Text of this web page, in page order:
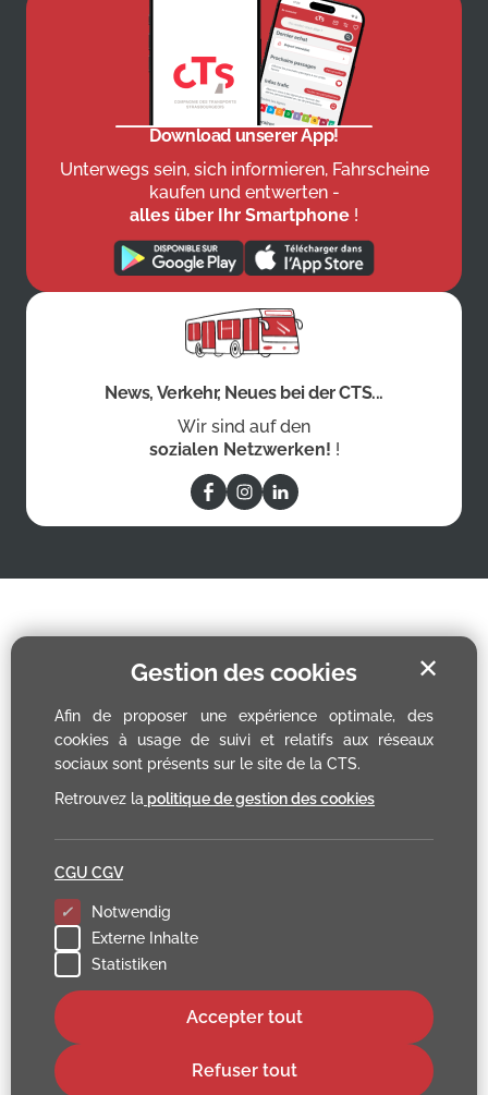
Gestion des cookies
Afin de proposer une expérience optimale, des
cookies à usage de suivi et relatifs aux réseaux
sociaux sont présents sur le site de la CTS.
Retrouvez la politique de gestion des cookies
Notwendig
Externe Inhalte
Statistiken
Refuser tout
Accepter tout
✕
CGU CGV
Download unserer App!
Unterwegs sein, sich informieren, Fahrscheine
kaufen und entwerten -
alles über Ihr Smartphone !
News, Verkehr, Neues bei der CTS...
Wir sind auf den
sozialen Netzwerken! !